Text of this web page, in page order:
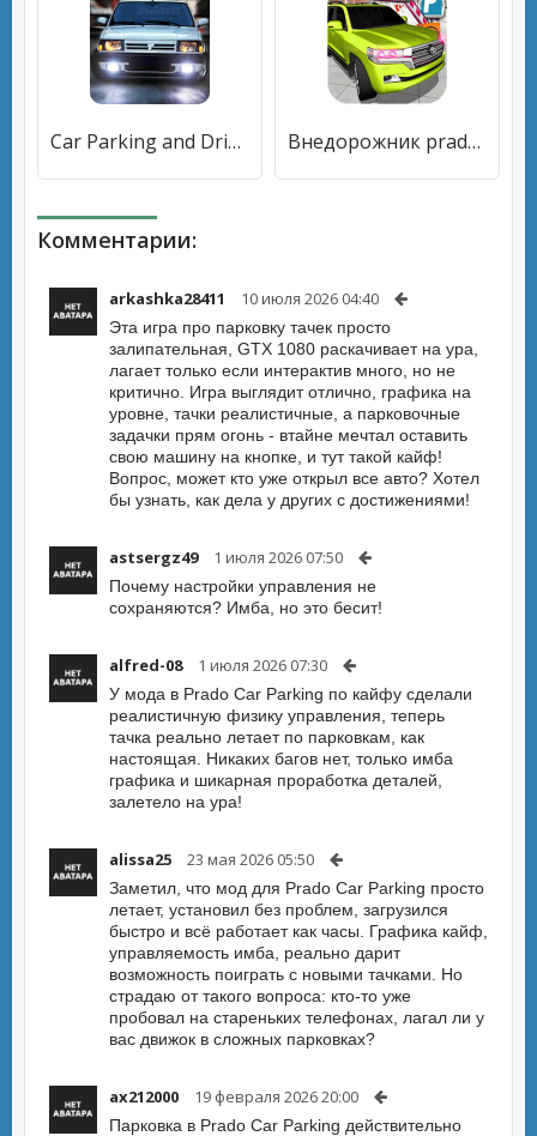
Car Parking and Driving Simulator [Бесплатные покупки] Внедорожник prado вождение игры симулятор 2107 [Мод меню]
Комментарии:
arkashka28411 10 июля 2026 04:40
Эта игра про парковку тачек просто
залипательная, GTX 1080 раскачивает на ура,
лагает только если интерактив много, но не
критично. Игра выглядит отлично, графика на
уровне, тачки реалистичные, а парковочные
задачки прям огонь - втайне мечтал оставить
свою машину на кнопке, и тут такой кайф!
Вопрос, может кто уже открыл все авто? Хотел
бы узнать, как дела у других с достижениями!
astsergz49 1 июля 2026 07:50
Почему настройки управления не
сохраняются? Имба, но это бесит!
alfred-08 1 июля 2026 07:30
У мода в Prado Car Parking по кайфу сделали
реалистичную физику управления, теперь
тачка реально летает по парковкам, как
настоящая. Никаких багов нет, только имба
графика и шикарная проработка деталей,
залетело на ура!
alissa25 23 мая 2026 05:50
Заметил, что мод для Prado Car Parking просто
летает, установил без проблем, загрузился
быстро и всё работает как часы. Графика кайф,
управляемость имба, реально дарит
возможность поиграть с новыми тачками. Но
страдаю от такого вопроса: кто-то уже
пробовал на стареньких телефонах, лагал ли у
вас движок в сложных парковках?
ax212000 19 февраля 2026 20:00
Парковка в Prado Car Parking действительно